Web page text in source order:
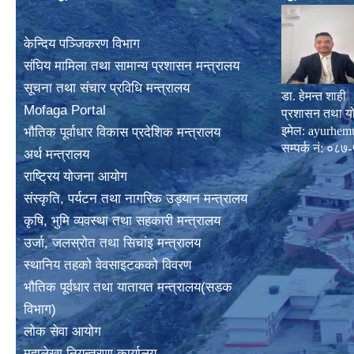
केन्दिय पञ्जिकरण विभाग
संघिय मामिला तथा सामान्य प्रशासन मन्त्रालय
सूचना तथा संचार प्रविधि मन्त्रालय
Mofaga Portal
भाैतिक पूर्वाधार विकास प्रदेशिक मन्त्रालय
अर्थ मन्त्रालय
राष्ट्रिय योजना आयोग
संस्कृति, पर्यटन तथा नागरिक उड्यान मन्त्रालय
कृषि, भुमि व्यवस्था तथा सहकारी मन्त्रालय
उर्जा, जलस्राेत तथा सिचांइ मन्त्रालय
स्थानिय तहकाे वेवसाइटककाे विवरण
भाैतिक पूर्वधार तथा यातायत मन्त्रालय(सडक
विभाग)
लाेक सेवा आयोग
डा. हेमन्त शाही
प्रशासन तथा
इमेल:
सम्पर्क नं: